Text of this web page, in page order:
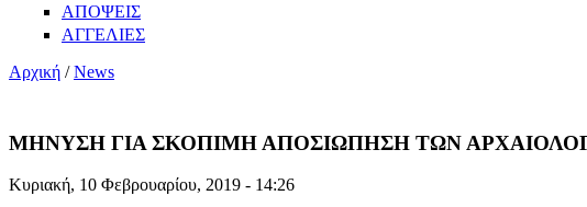
ΑΠΟΨΕΙΣ
ΑΓΓΕΛΙΕΣ
Αρχική /News
ΜΗΝΥΣΗ ΓΙΑ ΣΚΟΠΙΜΗ ΑΠΟΣΙΩΠΗΣΗ ΤΩΝ
Κυριακή, 10 Φεβρουαρίου, 2019 - 14:26